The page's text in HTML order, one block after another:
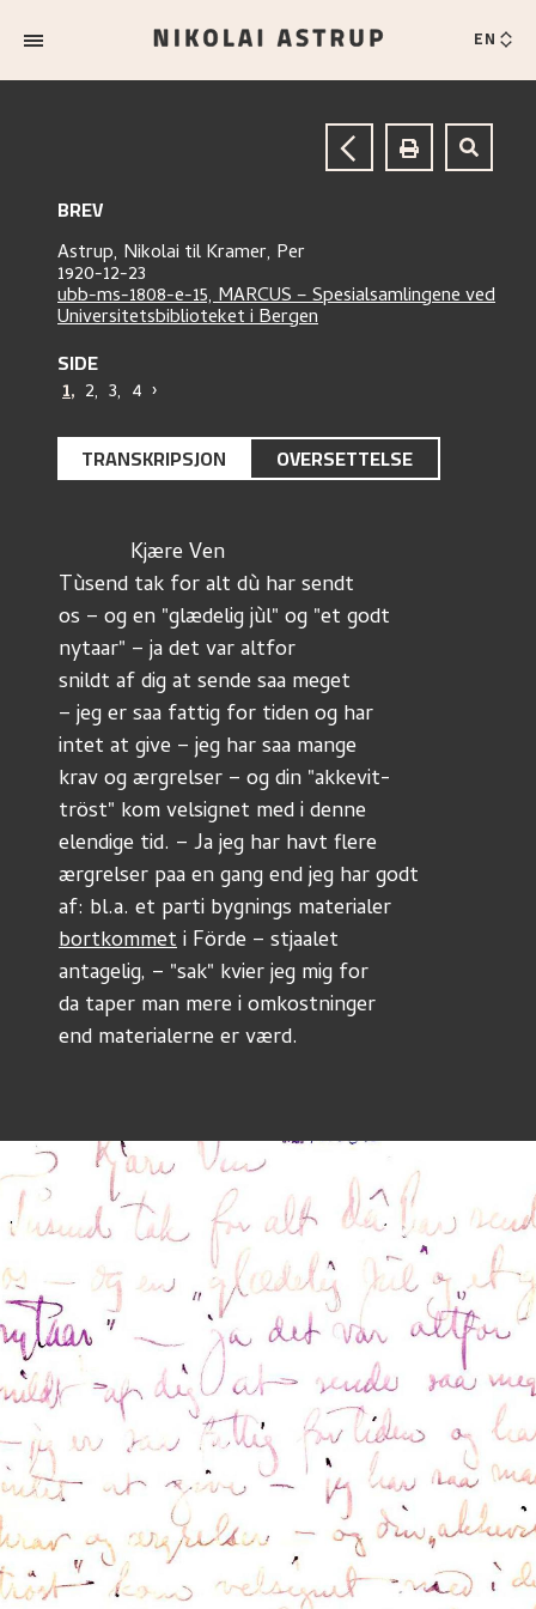
EN
BREV
Astrup, Nikolai tilKramer, Per
1920-12-23
ubb-ms-1808-e-15, MARCUS – Spesialsamlingene ved
Universitetsbiblioteket i Bergen
SIDE
1, 2, 3, 4 ›
TRANSKRIPSJON OVERSETTELSE
            Kjære Ven
Tùsend tak for alt dù har sendt
os – og en "glædelig jùl" og "et godt
nytaar" – ja det var altfor
snildt af dig at sende saa meget
– jeg er saa fattig for tiden og har
intet at give – jeg har saa mange
krav og ærgrelser – og din "akkevit-
tröst" kom velsignet med i denne
elendige tid. – Ja jeg har havt flere
ærgrelser paa en gang end jeg har godt
af: bl.a. et parti bygnings materialer
bortkommet i Förde – stjaalet
antagelig, – "sak" kvier jeg mig for
da taper man mere i omkostninger
end materialerne er værd.